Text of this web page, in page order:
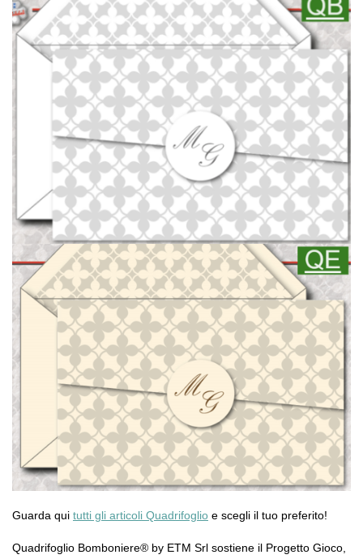
Guarda qui tutti gli articoli Quadrifoglio e scegli il tuo preferito!
Quadrifoglio Bomboniere® by ETM Srl sostiene il Progetto Gioco,